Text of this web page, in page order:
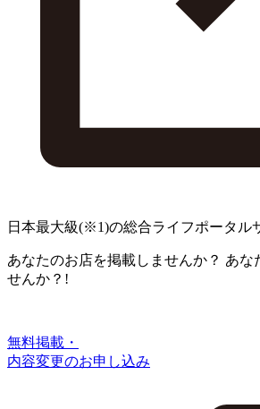
日本最大級(※1)の総合ライフポータル
あなたのお店を掲載しませんか？ あな
せんか？!
無料掲載・
内容変更のお申し込み